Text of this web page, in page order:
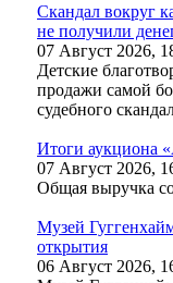
Скандал вокруг
не получили
07 Август 2026,
Детские
продажи самой
судебного
Итоги аукциона
07 Август 2026,
Общая выручка
Музей
открытия
06 Август 2026,